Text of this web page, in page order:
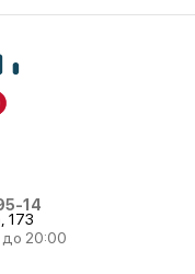
14
173
20:00